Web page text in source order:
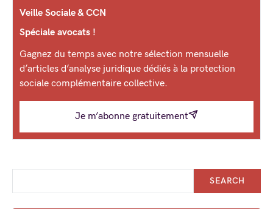
Veille Sociale & CCN
Spéciale avocats !
Gagnez du temps avec notre sélection mensuelle
d’articles d’analyse juridique dédiés à la protection
sociale complémentaire collective.
Je m’abonne gratuitement
SEARCH